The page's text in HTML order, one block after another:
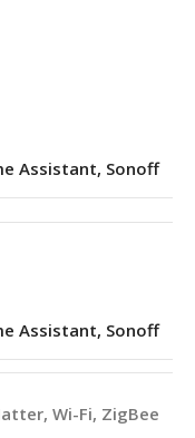
Assistant, Sonoff
Assistant, Sonoff
, Wi-Fi, ZigBee